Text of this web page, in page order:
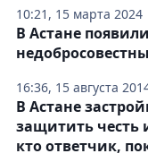
10:21, 15 марта 2024
16:36, 15 августа
В Астане
В Астане
защитить честь
кто ответчик,